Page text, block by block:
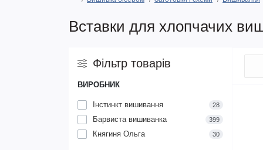
Вставки для хлопчачих
Фільтр товарів
ВИРОБНИК
Інстинкт вишивання 28
Барвиста вишиванка 399
Княгиня Ольга 30